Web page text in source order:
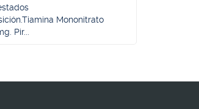
Mononitrato
Pir...